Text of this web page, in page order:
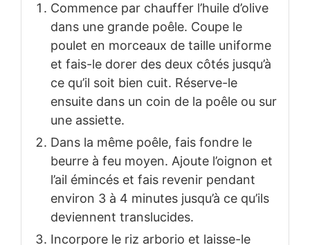
Commence par chauffer l’huile d’olive
dans une grande poêle. Coupe le
poulet en morceaux de taille uniforme
et fais-le dorer des deux côtés jusqu’à
ce qu’il soit bien cuit. Réserve-le
ensuite dans un coin de la poêle ou sur
une assiette.
Dans la même poêle, fais fondre le
beurre à feu moyen. Ajoute l’oignon et
l’ail émincés et fais revenir pendant
environ 3 à 4 minutes jusqu’à ce qu’ils
deviennent translucides.
Incorpore le riz arborio et laisse-le